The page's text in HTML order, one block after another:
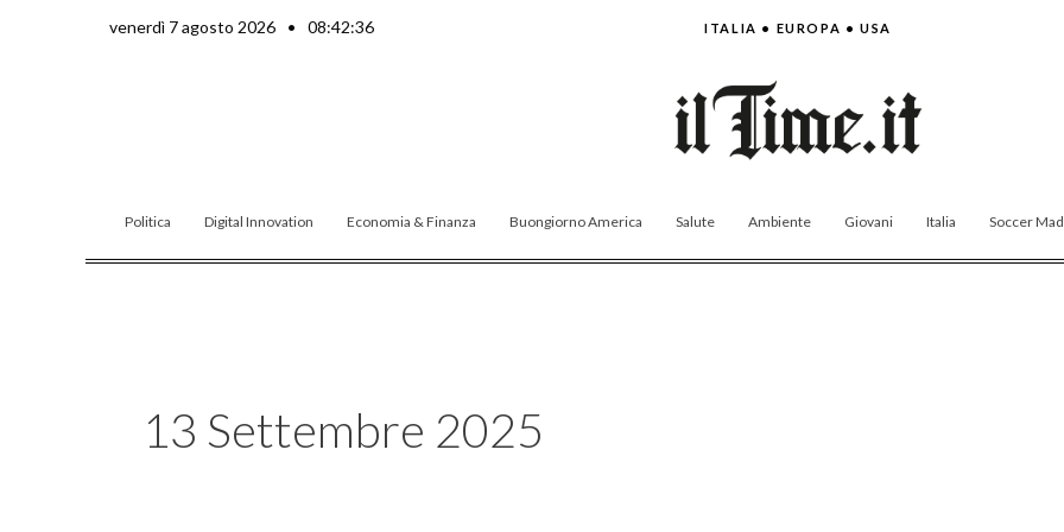
venerdì 7 agosto 2026 • 08:42:38 ITALIA • EUROPA • USA
Politica Digital Innovation Economia & Finanza Buongiorno America Salute Ambiente Giovani Italia Soccer
13 Settembre 2025